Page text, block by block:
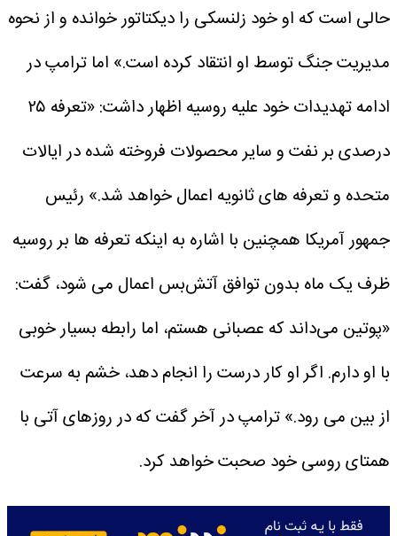
حالی است که او خود زلنسکی را دیکتاتور خوانده و از نحوه
مدیریت جنگ توسط او انتقاد کرده است.» اما ترامپ در
ادامه تهدیدات خود علیه روسیه اظهار داشت: «تعرفه ۲۵
درصدی بر نفت و سایر محصولات فروخته شده در ایالات
متحده و تعرفه های ثانویه اعمال خواهد شد.» رئیس
جمهور آمریکا همچنین با اشاره به اینکه تعرفه ها بر روسیه
ظرف یک ماه بدون توافق آتش‌بس اعمال می شود، گفت:
«پوتین می‌داند که عصبانی هستم، اما رابطه بسیار خوبی
با او دارم. اگر او کار درست را انجام دهد، خشم به سرعت
از بین می رود.»ترامپ در آخر گفت که در روزهای آتی با
همتای روسی خود صحبت خواهد کرد.